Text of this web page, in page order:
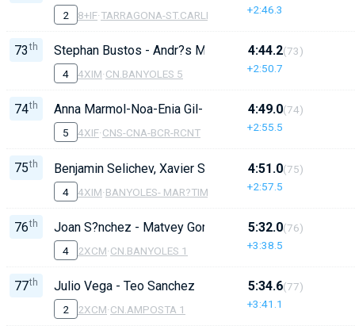
2 8+IF·TARRAGONA-ST.CARLES +2:46.3
73 th Stephan Bustos - Andr?s Munilla - Yael Rivas - Biel
4 4XIM·CN.BANYOLES 5
4:44.2
+2:50.7
(73)
74th Anna Marmol-Noa-Enia Gil- Emma
5 4XIF·CNS-CNA-BCR-RCNT
4:49.0
+2:55.5
(74)
75th Benjamin Selichev, Xavier Saguer (CNB), Ayrton
4 4XIM·BANYOLES- MAR?TIM
4:51.0
+2:57.5
(75)
76th Joan S?nchez - Matvey Gorshkov
4 2XCM·CN.BANYOLES 1
5:32.0
+3:38.5
(76)
77th Julio Vega - Teo Sanchez
2 2XCM·CN.AMPOSTA 1
5:34.6
+3:41.1
(77)